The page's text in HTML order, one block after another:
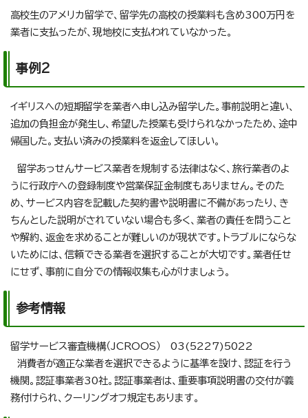
高校生のアメリカ留学で、留学先の高校の授業料も含め300万円を
業者に支払ったが、現地校に支払われていなかった。
事例2
イギリスへの短期留学を業者へ申し込み留学した。事前説明と違い、
追加の負担金が発生し、希望した授業も受けられなかったため、途中
帰国した。支払い済みの授業料を返金してほしい。
留学あっせんサービス業者を規制する法律はなく、旅行業者のよ
うに行政庁への登録制度や営業保証金制度もありません。そのた
め、サービス内容を記載した契約書や説明書に不備があったり、き
ちんとした説明がされていない場合も多く、業者の責任を問うこと
や解約、返金を求めることが難しいのが現状です。トラブルにならな
いためには、信頼できる業者を選択することが大切です。業者任せ
にせず、事前に自分での情報収集も心がけましょう。
参考情報
留学サービス審査機構（JCROOS） 03(5227)5022
消費者が適正な業者を選択できるように基準を設け、認証を行う
機関。認証事業者30社。認証事業者は、重要事項説明書の交付が義
務付けられ、クーリングオフ規定もあります。